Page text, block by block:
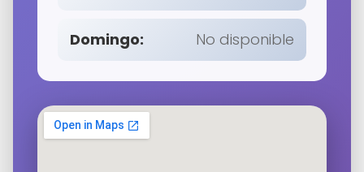
Domingo: No disponible